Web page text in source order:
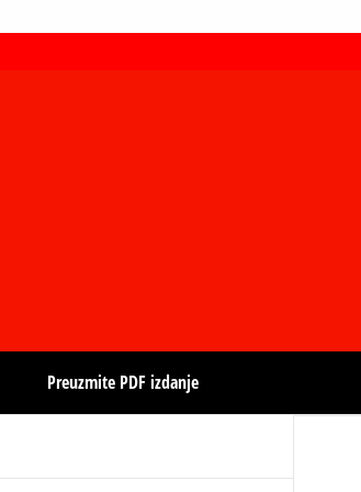
Preuzmite PDF izdanje